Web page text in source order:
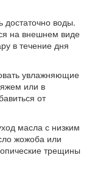
достаточно воды.
на внешнем виде
в течение дня
увлажняющие
или в
от
масла с низким
жожоба или
трещины